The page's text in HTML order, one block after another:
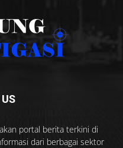
portal berita terkini di
dari berbagai sektor